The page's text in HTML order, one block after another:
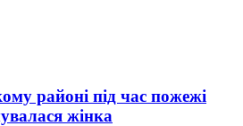
районі під час пожежі
жінка